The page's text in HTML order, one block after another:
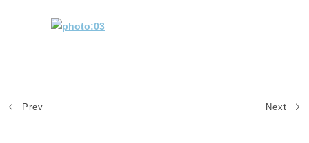
Prev Next